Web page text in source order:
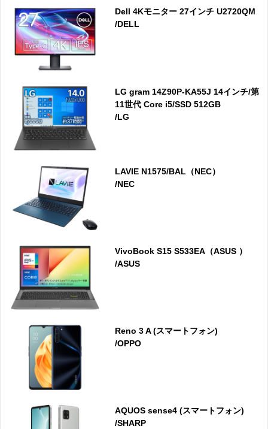
Dell 4Kモニター 27インチ U2720QM
/DELL
LG gram 14Z90P-KA55J 14インチ/第
11世代 Core i5/SSD 512GB
/LG
LAVIE N1575/BAL（NEC）
/NEC
VivoBook S15 S533EA（ASUS ）
/ASUS
Reno 3 A (スマートフォン)
/OPPO
AQUOS sense4 (スマートフォン)
/SHARP